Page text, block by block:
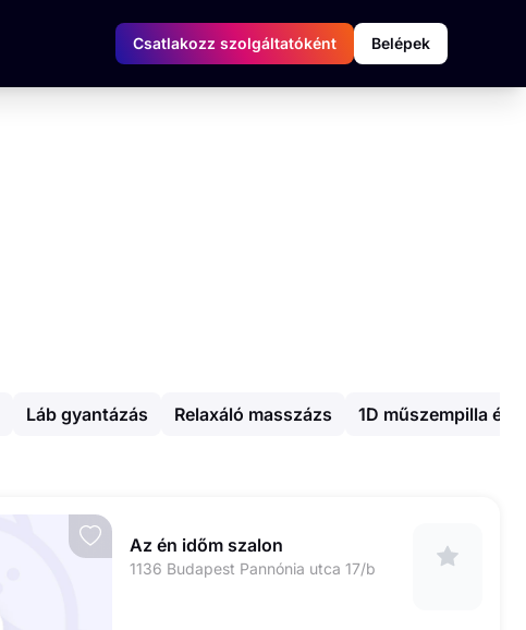
Csatlakozz szolgáltatóként Belépek
Láb gyantázás Relaxáló masszázs 1D műszempilla
Az én időm szalon
1136 Budapest Pannónia utca 17/b